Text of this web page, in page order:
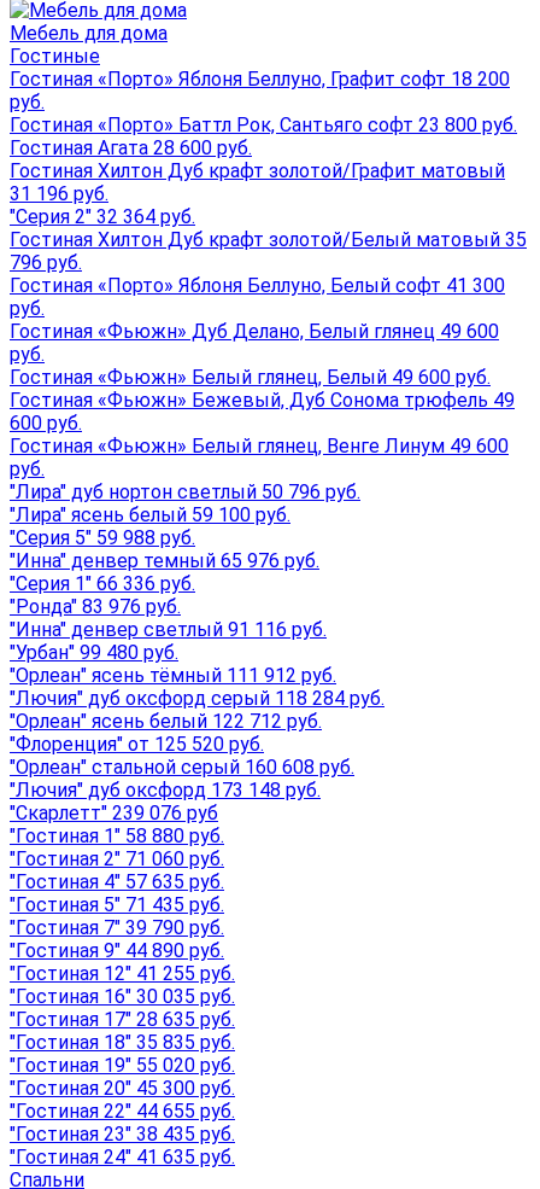
Мебель для дома
Гостиные
Гостиная «Порто» Яблоня Беллуно, Графит софт 18 200
руб.
Гостиная «Порто» Баттл Рок, Сантьяго софт 23 800 руб.
Гостиная Агата 28 600 руб.
Гостиная Хилтон Дуб крафт золотой/Графит матовый
31 196 руб.
"Серия 2" 32 364 руб.
Гостиная Хилтон Дуб крафт золотой/Белый матовый 35
796 руб.
Гостиная «Порто» Яблоня Беллуно, Белый софт 41 300
руб.
Гостиная «Фьюжн» Дуб Делано, Белый глянец 49 600
руб.
Гостиная «Фьюжн» Белый глянец, Белый 49 600 руб.
Гостиная «Фьюжн» Бежевый, Дуб Сонома трюфель 49
600 руб.
Гостиная «Фьюжн» Белый глянец, Венге Линум 49 600
руб.
"Лира" дуб нортон светлый 50 796 руб.
"Лира" ясень белый 59 100 руб.
"Серия 5" 59 988 руб.
"Инна" денвер темный 65 976 руб.
"Серия 1" 66 336 руб.
"Ронда" 83 976 руб.
"Инна" денвер светлый 91 116 руб.
"Урбан" 99 480 руб.
"Орлеан" ясень тёмный 111 912 руб.
"Лючия" дуб оксфорд серый 118 284 руб.
"Орлеан" ясень белый 122 712 руб.
"Флоренция" от 125 520 руб.
"Орлеан" стальной серый 160 608 руб.
"Лючия" дуб оксфорд 173 148 руб.
"Скарлетт" 239 076 руб
"Гостиная 1" 58 880 руб.
"Гостиная 2" 71 060 руб.
"Гостиная 4" 57 635 руб.
"Гостиная 5" 71 435 руб.
"Гостиная 7" 39 790 руб.
"Гостиная 9" 44 890 руб.
"Гостиная 12" 41 255 руб.
"Гостиная 16" 30 035 руб.
"Гостиная 17" 28 635 руб.
"Гостиная 18" 35 835 руб.
"Гостиная 19" 55 020 руб.
"Гостиная 20" 45 300 руб.
"Гостиная 22" 44 655 руб.
"Гостиная 23" 38 435 руб.
"Гостиная 24" 41 635 руб.
Спальни